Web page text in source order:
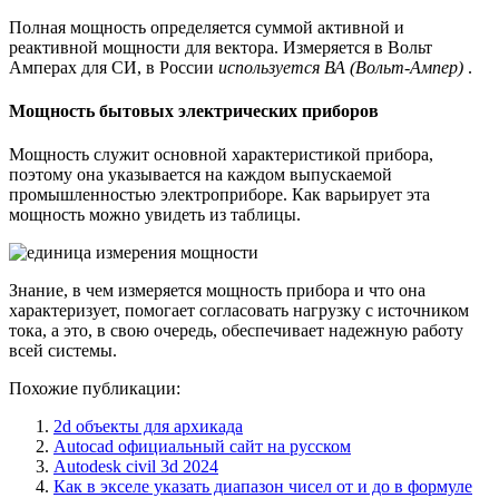
Полная мощность определяется суммой активной и
реактивной мощности для вектора. Измеряется в Вольт
Амперах для СИ, в России используется ВА (Вольт-Ампер) .
Мощность бытовых электрических приборов
Мощность служит основной характеристикой прибора,
поэтому она указывается на каждом выпускаемой
промышленностью электроприборе. Как варьирует эта
мощность можно увидеть из таблицы.
Знание, в чем измеряется мощность прибора и что она
характеризует, помогает согласовать нагрузку с источником
тока, а это, в свою очередь, обеспечивает надежную работу
всей системы.
Похожие публикации:
2d объекты для архикада
Autocad официальный сайт на русском
Autodesk civil 3d 2024
Как в экселе указать диапазон чисел от и до в формуле